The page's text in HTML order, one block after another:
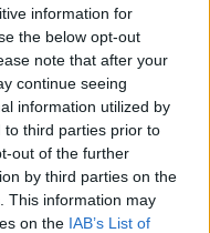
information for
the below opt-out
note that after your
continue seeing
information utilized by
to third parties prior to
out of the further
by third parties on the
This information may
on the IAB’s List of